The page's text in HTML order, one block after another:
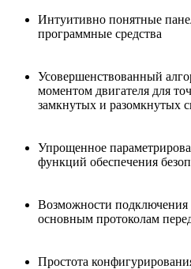
Интуитивно понятные
программные средства
Усовершенствованный
моментом двигателя для
замкнутых и разомкнутых
Упрощенное
функций обеспечения
Возможности подключения
основным протоколам
Простота